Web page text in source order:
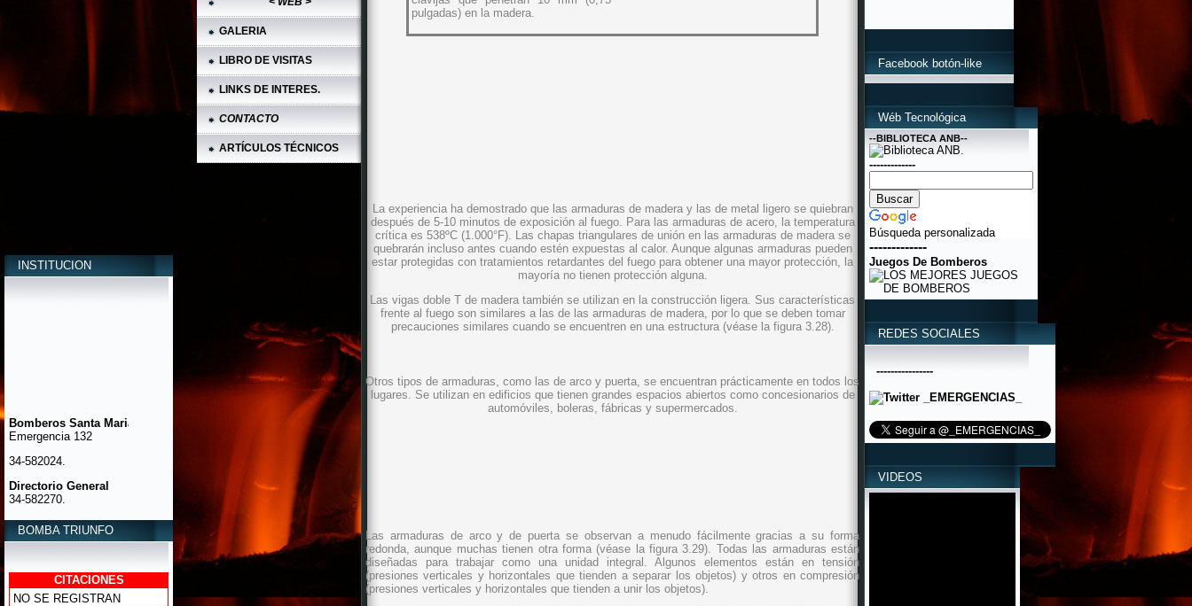
INSTITUCION
Emergencia 132
34-582024.
Directorio General
34-582270.
Primera Compañia
Segunda Compañia
BOMBA TRIUNFO
CITACIONES
NO SE REGISTRAN
GALERIA
LIBRO DE VISITAS
LINKS DE INTERES.
CONTACTO
ARTÍCULOS TÉCNICOS
pulgadas) en la madera.
La experiencia ha demostrado que las armaduras de madera y las de metal ligero se quiebran
después de 5-10 minutos de exposición al fuego. Para las armaduras de acero, la temperatura
crítica es 538ºC (1.000°F). Las chapas triangulares de unión en las armaduras de madera se
quebrarán incluso antes cuando estén expuestas al calor. Aunque algunas armaduras pueden
estar protegidas con tratamientos retardantes del fuego para obtener una mayor protección, la
mayoría no tienen protección alguna.
Las vigas doble T de madera también se utilizan en la construcción ligera. Sus características
frente al fuego son similares a las de las armaduras de madera, por lo que se deben tomar
precauciones similares cuando se encuentren en una estructura (véase la figura 3.28).
Otros tipos de armaduras, como las de arco y puerta, se encuentran prácticamente en todos los
lugares. Se utilizan en edificios que tienen grandes espacios abiertos como concesionarios de
automóviles, boleras, fábricas y supermercados.
Las armaduras de arco y de puerta se observan a menudo fácilmente gracias a su forma
redonda, aunque muchas tienen otra forma (véase la figura 3.29). Todas las armaduras están
diseñadas para trabajar como una unidad integral. Algunos elementos están en tensión
(presiones verticales y horizontales que tienden a separar los objetos) y otros en compresión
(presiones verticales y horizontales que tienden a unir los objetos).
Facebook botón-like
Wéb Tecnológica
--BIBLIOTECA ANB--
-------------
Búsqueda personalizada
-------------
Juegos De Bomberos
REDES SOCIALES
----------------
VIDEOS